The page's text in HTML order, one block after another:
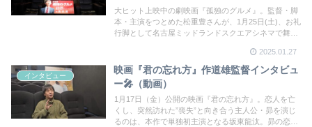
大ヒット上映中の劇映画『孤独のグルメ』。監督・脚
本・主演をつとめた松重豊さんが、1月25日(土)、お礼
行脚として名古屋ミッドランドスクエアシネマで舞台
りながら観客の質問に答え、自ら客席に赴き役名”井之
頭五郎”の名刺を配る。まさにお礼行脚な舞台挨拶とな
った。
2025.01.27
インタビュー
映画『君の忘れ方』作道雄監督インタビュ
ー🎤（動画）
1月17日（金）公開の映画『君の忘れ方』。恋人を亡
くし、突然訪れた”喪失”と向き合う主人公・昴を演じ
るのは、本作で単独初主演となる坂東龍汰。昴の恋